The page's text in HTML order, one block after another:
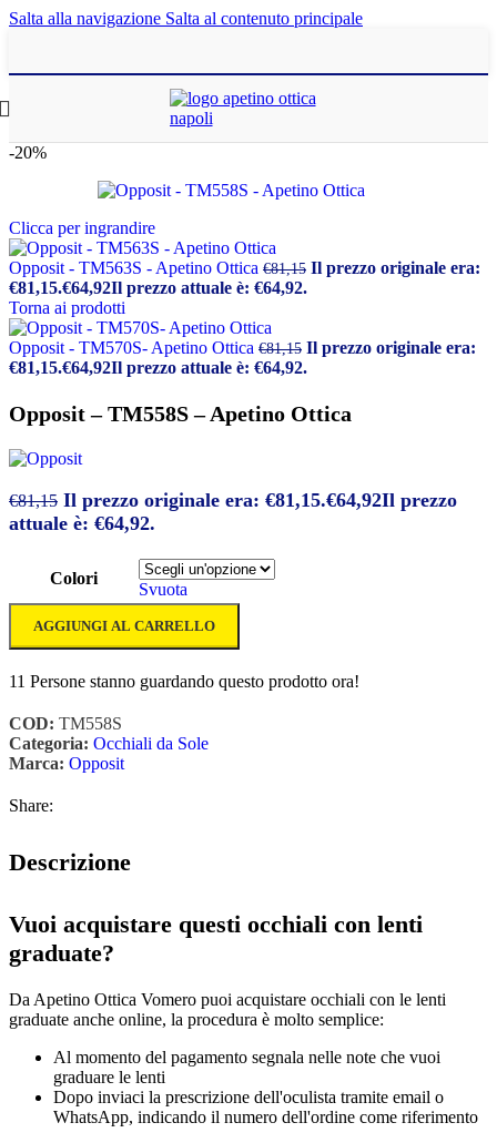
Salta alla navigazione Salta al contenuto principale
-20%
Clicca per ingrandire
Opposit - TM563S - Apetino Ottica €81,15 Il prezzo originale era:
€81,15.€64,92Il prezzo attuale è: €64,92.
Torna ai prodotti
Opposit - TM570S- Apetino Ottica €81,15 Il prezzo originale era:
€81,15.€64,92Il prezzo attuale è: €64,92.
Opposit – TM558S – Apetino Ottica
€81,15 Il prezzo originale era: €81,15.€64,92Il prezzo
attuale è: €64,92.
Colori
Svuota
AGGIUNGI AL CARRELLO
11 Persone stanno guardando questo prodotto ora!
COD: TM558S
Categoria: Occhiali da Sole
Marca: Opposit
Share:
Descrizione
Vuoi acquistare questi occhiali con lenti
graduate?
Da Apetino Ottica Vomero puoi acquistare occhiali con le lenti
graduate anche online, la procedura è molto semplice:
Al momento del pagamento segnala nelle note che vuoi
graduare le lenti
Dopo inviaci la prescrizione dell'oculista tramite email o
WhatsApp, indicando il numero dell'ordine come riferimento